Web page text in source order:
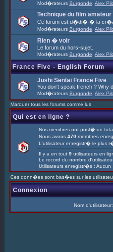
Mod�rateurs Burgonde Alex
Technique du film amateur
Ce forum est d�di� � la
Mod�rateurs Burgonde Alex
Rien � voir
Le forum du hors-sujet.
Mod�rateurs Burgonde Alex
France Five - English Forum
Jushi Sentai France Five
You don't speak french ? Why
Mod�rateurs Burgonde Alex
Marquer tous les forums comme lus
Qui est en ligne ?
Nos membres ont post� un
Nous avons 470 membres
L'utilisateur enregistr� le plus
Il y a en tout 9 utilisateurs en
Le record du nombre
Utilisateurs enregistr�s : Aucun
Ces donn�es sont bas�es sur les
Connexion
Nom d'utilisateur: